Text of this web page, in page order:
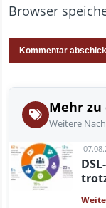
Browser
Mehr zu
Weitere